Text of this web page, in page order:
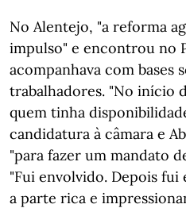
No Alentejo, "a reforma
impulso" e encontrou no
acompanhava com bases
trabalhadores. "No início
quem tinha
candidatura à câmara e
"para fazer um mandato
"Fui envolvido. Depois fui
a parte rica e